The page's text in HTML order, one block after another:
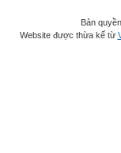
Bản
Website được thừa kế từ